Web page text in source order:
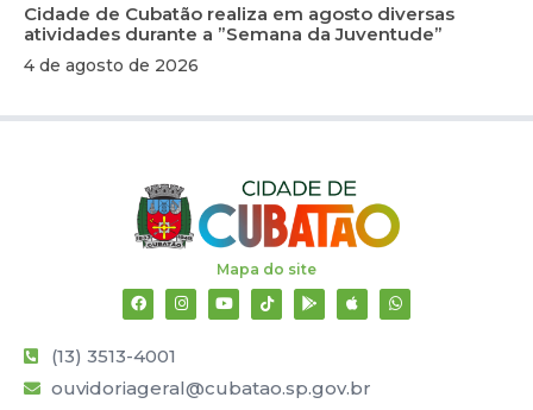
Cidade de Cubatão realiza em agosto diversas
atividades durante a ”Semana da Juventude”
4 de agosto de 2026
Mapa do site
(13) 3513-4001
ouvidoriageral@cubatao.sp.gov.br